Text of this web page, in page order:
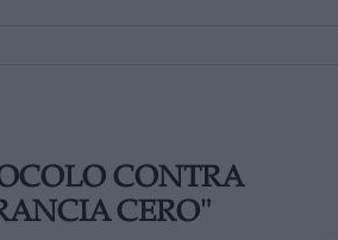
CONTRA
CERO"